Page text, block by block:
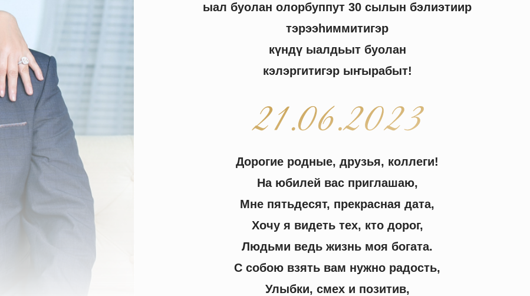
ыал буолан олорбуппут 30 сылын бэлиэтиир
тэрээһиммитигэр
күндү ыалдьыт буолан
кэлэргитигэр ыҥырабыт!
Дорогие родные, друзья, коллеги!
На юбилей вас приглашаю,
Мне пятьдесят, прекрасная дата,
Хочу я видеть тех, кто дорог,
Людьми ведь жизнь моя богата.
С собою взять вам нужно радость,
Улыбки, смех и позитив,